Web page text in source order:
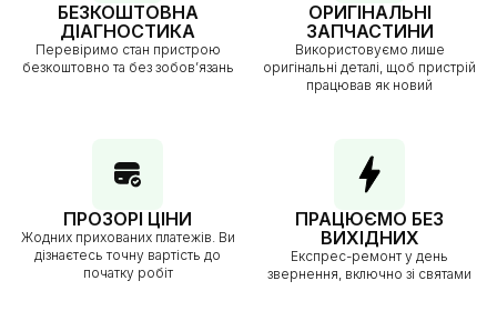
БЕЗКОШТОВНА
ДІАГНОСТИКА
Перевіримо стан пристрою
безкоштовно та без зобов’язань
ОРИГІНАЛЬНІ
ЗАПЧАСТИНИ
Використовуємо лише
оригінальні деталі, щоб пристрій
працював як новий
ПРОЗОРІ ЦІНИ
Жодних прихованих платежів. Ви
дізнаєтесь точну вартість до
початку робіт
ПРАЦЮЄМО БЕЗ
ВИХІДНИХ
Експрес-ремонт у день
звернення, включно зі святами